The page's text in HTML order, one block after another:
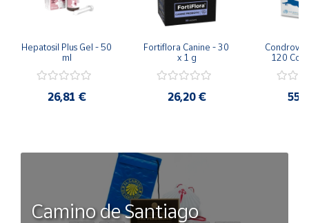
Hepatosil Plus Gel - 50
ml
26,81 €
Fortiflora Canine - 30
x 1 g
26,20 €
120
Camino de Santiago